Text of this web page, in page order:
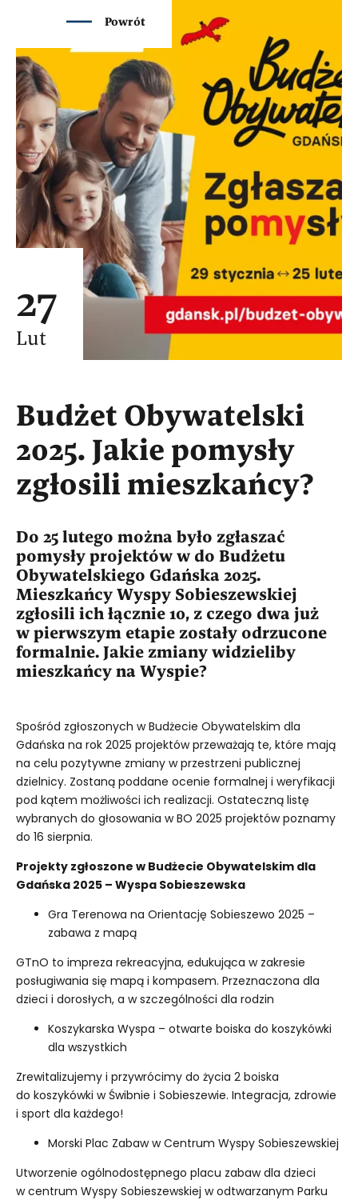
Powrót
27
Lut
Budżet Obywatelski
2025. Jakie pomysły
zgłosili mieszkańcy?
Do 25 lutego można było zgłaszać
pomysły projektów w do Budżetu
Obywatelskiego Gdańska 2025.
Mieszkańcy Wyspy Sobieszewskiej
zgłosili ich łącznie 10, z czego dwa już
w pierwszym etapie zostały odrzucone
formalnie. Jakie zmiany widzieliby
mieszkańcy na Wyspie?
Spośród zgłoszonych w Budżecie Obywatelskim dla
Gdańska na rok 2025 projektów przeważają te, które mają
na celu pozytywne zmiany w przestrzeni publicznej
dzielnicy. Zostaną poddane ocenie formalnej i weryfikacji
pod kątem możliwości ich realizacji. Ostateczną listę
wybranych do głosowania w BO 2025 projektów poznamy
do 16 sierpnia.
Projekty zgłoszone w Budżecie Obywatelskim dla
Gdańska 2025 – Wyspa Sobieszewska
Gra Terenowa na Orientację Sobieszewo 2025 –
zabawa z mapą
GTnO to impreza rekreacyjna, edukująca w zakresie
posługiwania się mapą i kompasem. Przeznaczona dla
dzieci i dorosłych, a w szczególności dla rodzin
Koszykarska Wyspa – otwarte boiska do koszykówki
dla wszystkich
Zrewitalizujemy i przywrócimy do życia 2 boiska
do koszykówki w Świbnie i Sobieszewie. Integracja, zdrowie
i sport dla każdego!
Morski Plac Zabaw w Centrum Wyspy Sobieszewskiej
Utworzenie ogólnodostępnego placu zabaw dla dzieci
w centrum Wyspy Sobieszewskiej w odtwarzanym Parku